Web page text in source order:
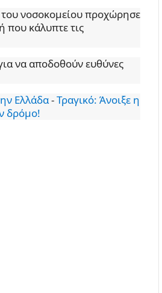
νοσοκομείου προχώρησε
που κάλυπτε τις
να αποδοθούν ευθύνες
Ελλάδα-Τραγικό: Άνοιξε η
δρόμο!